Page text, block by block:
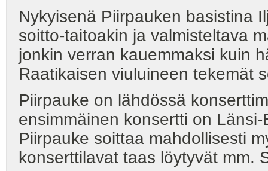
Nykyisenä Piirpauken basistina
soitto-taitoakin ja valmisteltava
jonkin verran kauemmaksi kuin
Raatikaisen viuluineen tekemät
Piirpauke on lähdössä
ensimmäinen konsertti on
Piirpauke soittaa mahdollisesti
konserttilavat taas löytyvät mm.